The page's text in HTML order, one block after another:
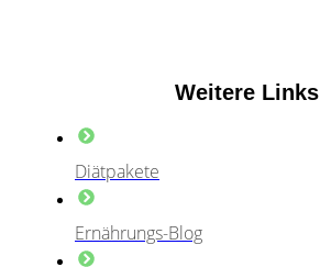
Weitere Links
Diätpakete
Ernährungs-Blog